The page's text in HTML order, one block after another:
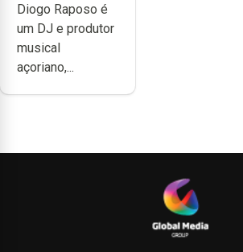
noção do quão
difícil é
produzir uma
música”
Diogo Raposo é
um DJ e produtor
musical
açoriano,...